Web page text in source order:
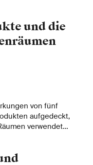
und die
von fünf
aufgedeckt,
verwendet